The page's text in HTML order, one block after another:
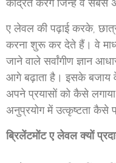
केंद्रित करेंगे जिन्हें वे सबसे
ए लेवल की पढ़ाई करके,
करना शुरू कर देते हैं। वे
जाने वाले सर्वांगीण ज्ञान
आगे बढ़ाता है। इसके बजाय
अपने प्रयासों को कैसे
अनुप्रयोग में उत्कृष्टता कैसे
ब्रिलेंटमोंट ए लेवल क्यों